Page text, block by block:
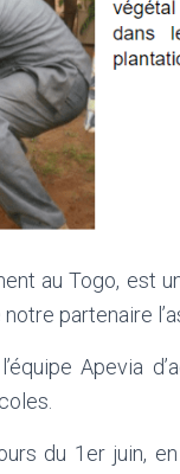
au Togo, est
partenaire
Apevia
du 1er juin,